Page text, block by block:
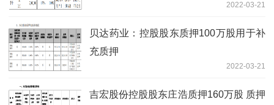
2022-03-21
贝达药业：控股股东质押100万股用于补
充质押
2022-03-21
吉宏股份控股股东庄浩质押160万股 质押